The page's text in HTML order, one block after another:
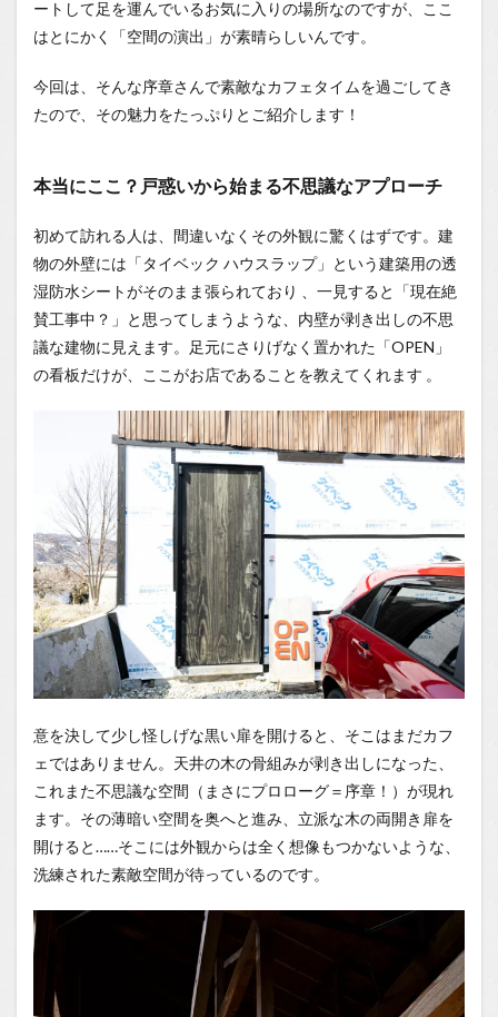
店主の
こだわ
りが詰
基調の
1.0.3
「いち
ごのタ
ルト」
とこだ
わりの
まと
め：空
間その
ものを
味わう
特別な
カフェ
1.1
場所
1.2
Tube
1.2.1
長野の
美味し
いグル
メYou
Tubeチ
ル
ートして足を運んでいるお気に入りの場所なのですが、ここ
はとにかく「空間の演出」が素晴らしいんです。
今回は、そんな序章さんで素敵なカフェタイムを過ごしてき
たので、その魅力をたっぷりとご紹介します！
本当にここ？戸惑いから始まる不思議なアプローチ
初めて訪れる人は、間違いなくその外観に驚くはずです。建
物の外壁には「タイベック ハウスラップ」という建築用の透
湿防水シートがそのまま張られており
、一見すると「現在絶
賛工事中？」と思ってしまうような、内壁が剥き出しの不思
議な建物に見えます。足元にさりげなく置かれた「OPEN」
の看板だけが、ここがお店であることを教えてくれます 。
意を決して少し怪しげな黒い扉を開けると、そこはまだカフ
ェではありません。天井の木の骨組みが剥き出しになった、
これまた不思議な空間（まさにプロローグ＝序章！）が現れ
ます。その薄暗い空間を奥へと進み、立派な木の両開き扉を
開けると……そこには外観からは全く想像もつかないような、
洗練された素敵空間が待っているのです。